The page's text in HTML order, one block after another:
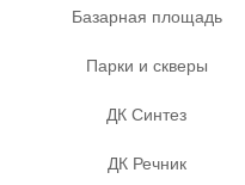
Базарная площадь
Парки и скверы
ДК Синтез
ДК Речник